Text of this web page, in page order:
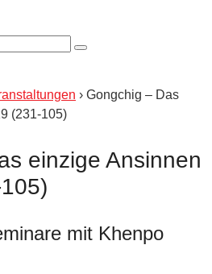
› Gongchig – Das
(231-105)
einzige Ansinnen
mit Khenpo